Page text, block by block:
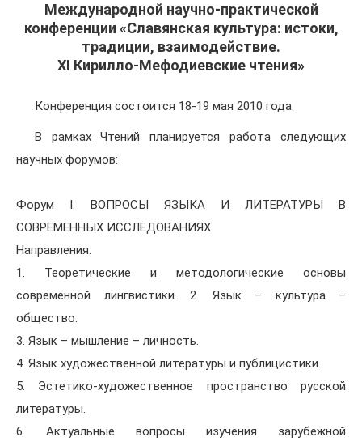
Международной научно-практической
конференции «Славянская культура: истоки,
традиции, взаимодействие.
XI Кирилло-Мефодиевские чтения»
Конференция состоится 18-19 мая 2010 года.
В рамках Чтений планируется работа следующих
научных форумов:
Форум I. ВОПРОСЫ ЯЗЫКА И ЛИТЕРАТУРЫ В
СОВРЕМЕННЫХ ИССЛЕДОВАНИЯХ
Направления:
1. Теоретические и методологические основы
современной лингвистики. 2. Язык – культура –
общество.
3. Язык – мышление – личность.
4. Язык художественной литературы и публицистики.
5. Эстетико-художественное пространство русской
литературы.
6. Актуальные вопросы изучения зарубежной